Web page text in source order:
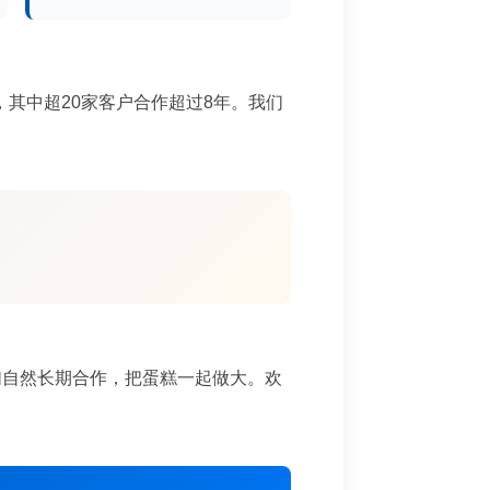
中超20家客户合作超过8年。我们
然长期合作，把蛋糕一起做大。欢